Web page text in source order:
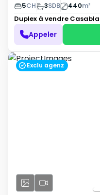
5CH 3SDB 440m²
Duplex à vendre
Appeler
Exclu agenz